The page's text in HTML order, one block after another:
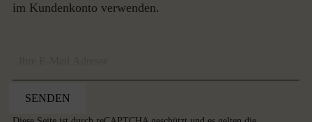
im Kundenkonto verwenden.
SENDEN